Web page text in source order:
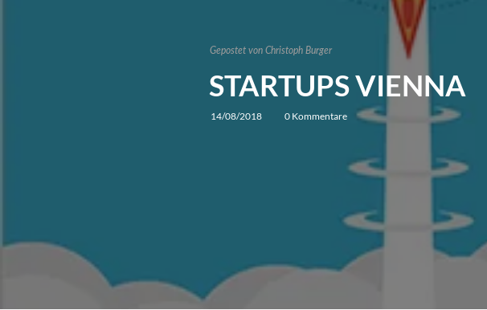
STARTUPS VIENNA
14/08/2018 0 Kommentare
Gepostet von Christoph Burger